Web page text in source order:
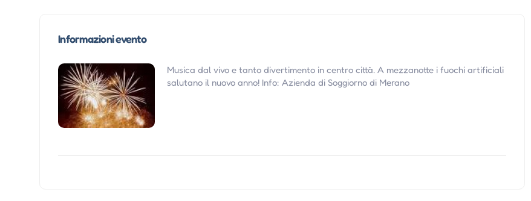
Informazioni evento
Musica dal vivo e tanto divertimento in centro città. A mezzanotte i fuochi artificiali
salutano il nuovo anno! Info: Azienda di Soggiorno di Merano